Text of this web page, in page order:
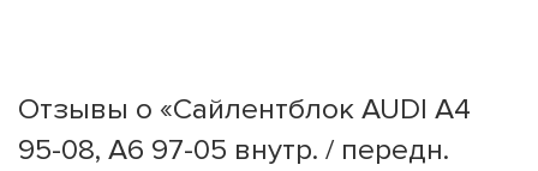
Отзывы о «Сайлентблок AUDI A4
95-08, A6 97-05 внутр. / передн.